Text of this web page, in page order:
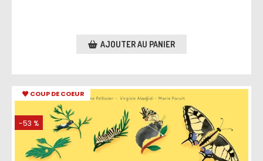
AJOUTER AU PANIER
COUP DE COEUR
-53 %